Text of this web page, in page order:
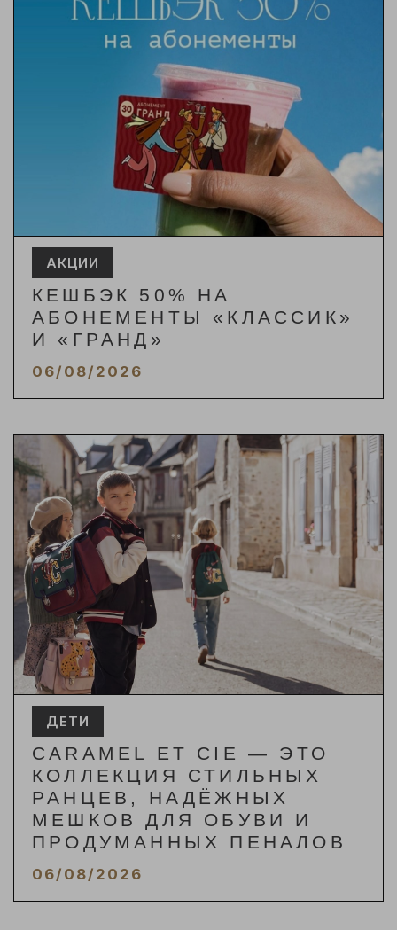
АКЦИИ
КЕШБЭК 50% НА
АБОНЕМЕНТЫ «КЛАССИК»
И «ГРАНД»
06/08/2026
ДЕТИ
CARAMEL ET CIE — ЭТО
КОЛЛЕКЦИЯ СТИЛЬНЫХ
РАНЦЕВ, НАДЁЖНЫХ
МЕШКОВ ДЛЯ ОБУВИ И
ПРОДУМАННЫХ ПЕНАЛОВ
06/08/2026